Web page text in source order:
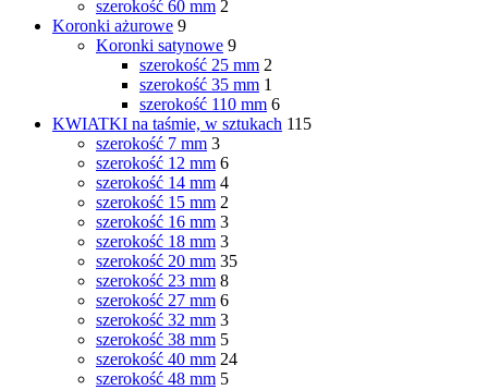
szerokość 60 mm 2
Koronki ażurowe 9
Koronki satynowe 9
szerokość 25 mm 2
szerokość 35 mm 1
szerokość 110 mm 6
KWIATKI na taśmie, w sztukach 115
szerokość 7 mm 3
szerokość 12 mm 6
szerokość 14 mm 4
szerokość 15 mm 2
szerokość 16 mm 3
szerokość 18 mm 3
szerokość 20 mm 35
szerokość 23 mm 8
szerokość 27 mm 6
szerokość 32 mm 3
szerokość 38 mm 5
szerokość 40 mm 24
szerokość 48 mm 5